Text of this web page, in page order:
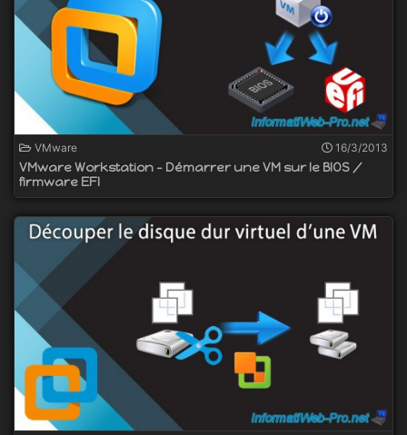
VMware 16/3/2013
VMware Workstation - Démarrer une VM sur le BIOS /
firmware EFI